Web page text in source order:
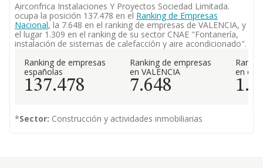
Airconfrica Instalaciones Y Proyectos Sociedad Limitada.
ocupa la posición 137.478 en el Ranking de Empresas
Nacional, la 7.648 en el ranking de empresas de VALENCIA, y
el lugar 1.309 en el ranking de su sector CNAE "Fontanería,
instalación de sistemas de calefacción y aire acondicionado".
Ranking de empresas
españolas
137.478
Ranking de empresas
en VALENCIA
7.648
en el
*Sector: Construcción y actividades inmobiliarias